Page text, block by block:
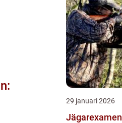
29 januari 2026
Jägarexamen